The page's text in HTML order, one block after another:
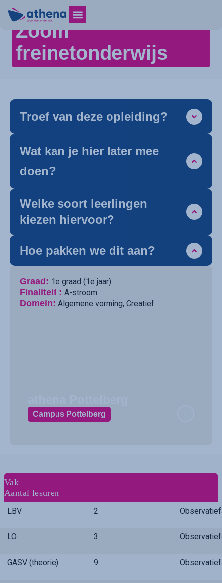
Zoom
freinetonderwijs
Troef van deze opleiding?
Wat kan je hier later mee
doen?
Welke soort leerlingen
kiezen hiervoor?
Hoe pakken we dit aan?
Graad: 1e graad (1e jaar)
Finaliteit : A-stroom
Domein: Algemene vorming, Creatief
Campus Pottelberg
Vak
Aantal lesuren
LBV 2
LO 3
GASV (theorie) 9